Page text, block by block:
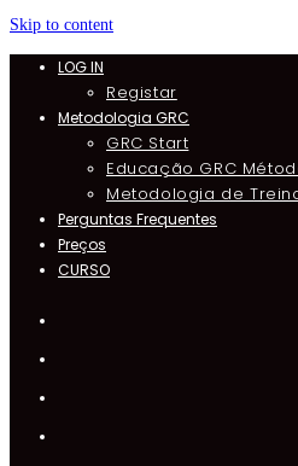
Skip to content
LOG IN
Registar
Metodologia GRC
GRC Start
Educação GRC
Metodologia de
Perguntas Frequentes
Preços
CURSO